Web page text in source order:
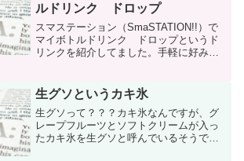
ルドリンク ドロップ
スマステーション（SmaSTATION!!）で
マイボトルドリンク ドロップというド
リンクを紹介してました。手軽に好みの
が良く分かりませんでしたが、要は薄ま
ってないドリン...
生グソというカキ氷
生グソって？？？カキ氷なんですが、グ
レープフルーツとソフトクリームが入っ
たカキ氷を生グソと呼んでいるそうで